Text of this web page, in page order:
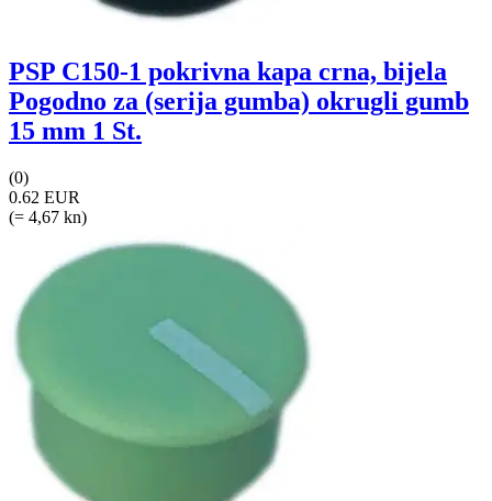
PSP C150-1 pokrivna kapa crna, bijela
Pogodno za (serija gumba) okrugli gumb
15 mm 1 St.
(0)
0.62 EUR
(= 4,67 kn)